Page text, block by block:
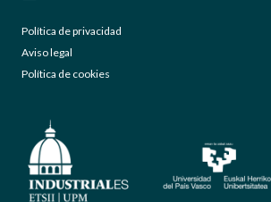
Política de privacidad
Aviso legal
Política de cookies